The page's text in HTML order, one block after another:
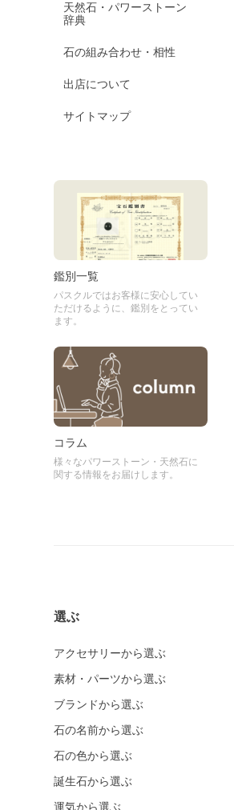
天然石・パワーストーン
辞典
石の組み合わせ・相性
出店について
サイトマップ
鑑別一覧
パスクルではお客様に安心してい
ただけるように、鑑別をとってい
ます。
コラム
様々なパワーストーン・天然石に
関する情報をお届けします。
選ぶ
アクセサリーから選ぶ
素材・パーツから選ぶ
ブランドから選ぶ
石の名前から選ぶ
石の色から選ぶ
誕生石から選ぶ
運気から選ぶ